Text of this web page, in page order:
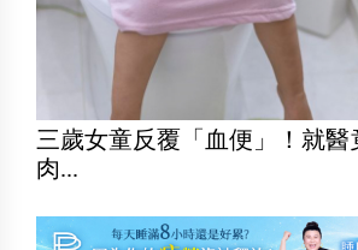
三歲女童反覆「血便」！就醫
肉...